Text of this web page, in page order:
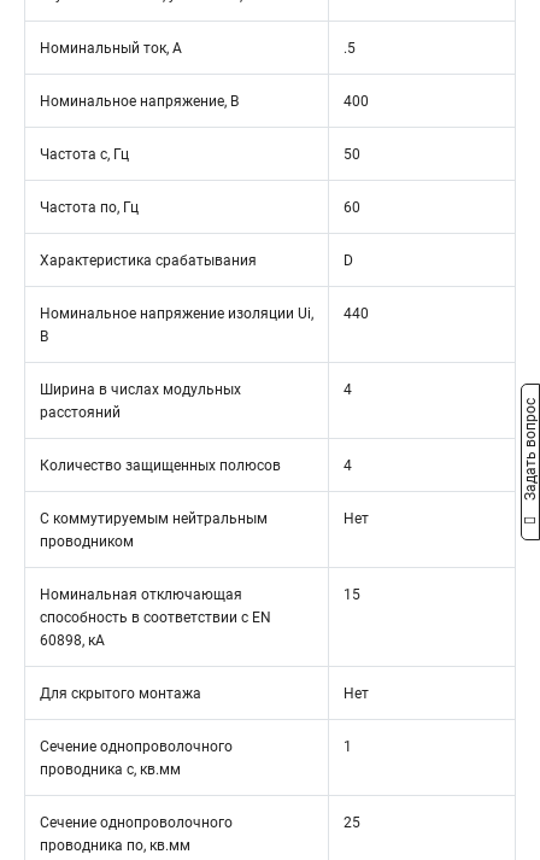
Номинальный ток, А .5
Номинальное напряжение, В 400
Частота с, Гц 50
Частота по, Гц 60
Характеристика срабатывания D
Номинальное напряжение изоляции Ui,
В
440
Ширина в числах модульных
расстояний
4
Количество защищенных полюсов 4
С коммутируемым нейтральным
проводником
Нет
Номинальная отключающая
способность в соответствии с EN
60898, кА
15
Для скрытого монтажа Нет
Сечение однопроволочного
проводника с, кв.мм
1
Сечение однопроволочного
проводника по, кв.мм
25
Задать вопрос